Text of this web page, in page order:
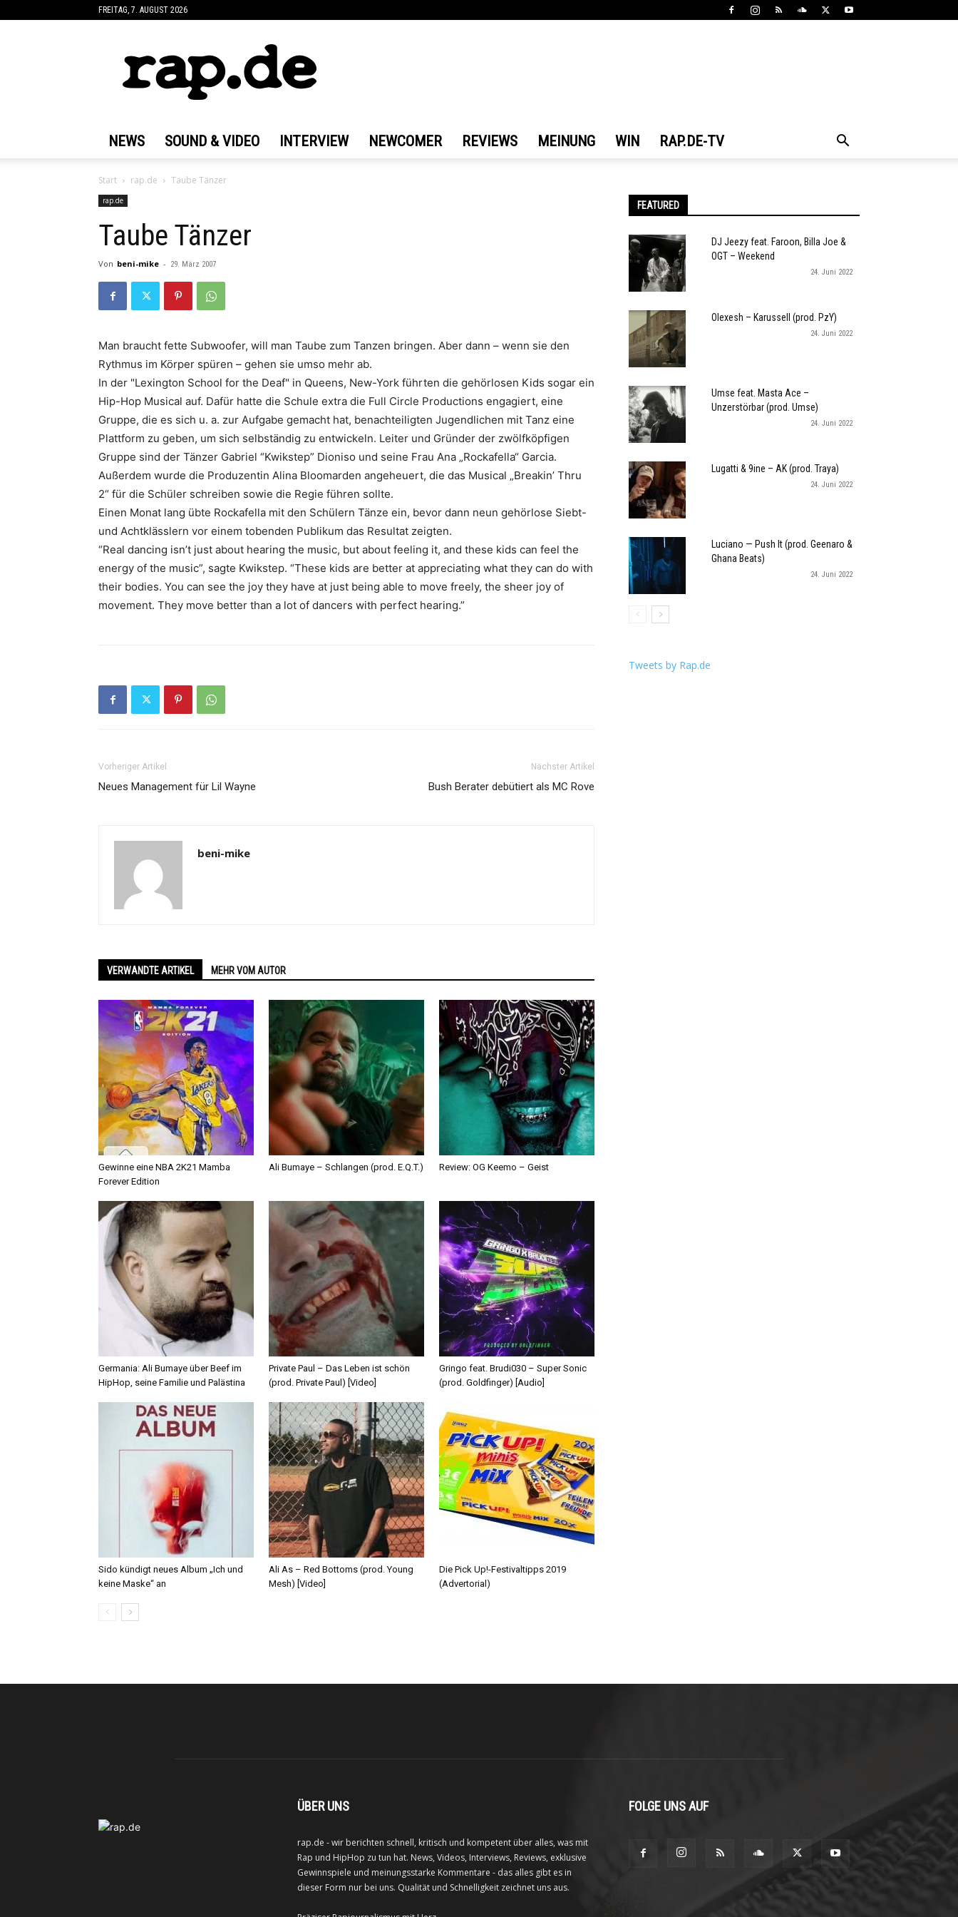
FREITAG, 7. AUGUST 2026
NEWS SOUND & VIDEO INTERVIEW NEWCOMER REVIEWS MEINUNG WIN RAP.DE-TV
Start rap.de Taube Tänzer
rap.de
Taube Tänzer
Von beni-mike - 29. März 2007
Man braucht fette Subwoofer, will man Taube zum Tanzen bringen. Aber dann – wenn sie den
Rythmus im Körper spüren – gehen sie umso mehr ab.
In der "Lexington School for the Deaf" in Queens, New-York führten die gehörlosen Kids sogar ein
Hip-Hop Musical auf. Dafür hatte die Schule extra die Full Circle Productions engagiert, eine
Gruppe, die es sich u. a. zur Aufgabe gemacht hat, benachteiligten Jugendlichen mit Tanz eine
Plattform zu geben, um sich selbständig zu entwickeln. Leiter und Gründer der zwölfköpfigen
Gruppe sind der Tänzer Gabriel “Kwikstep” Dioniso und seine Frau Ana „Rockafella“ Garcia.
Außerdem wurde die Produzentin Alina Bloomarden angeheuert, die das Musical „Breakin’ Thru
2“ für die Schüler schreiben sowie die Regie führen sollte.
Einen Monat lang übte Rockafella mit den Schülern Tänze ein, bevor dann neun gehörlose Siebt-
und Achtklässlern vor einem tobenden Publikum das Resultat zeigten.
“Real dancing isn’t just about hearing the music, but about feeling it, and these kids can feel the
energy of the music”, sagte Kwikstep. “These kids are better at appreciating what they can do with
their bodies. You can see the joy they have at just being able to move freely, the sheer joy of
movement. They move better than a lot of dancers with perfect hearing.”
Vorheriger Artikel
Neues Management für Lil Wayne
Nächster Artikel
Bush Berater debütiert als MC Rove
beni-mike
VERWANDTE ARTIKEL MEHR VOM AUTOR
Gewinne eine NBA 2K21 Mamba
Forever Edition
Ali Bumaye – Schlangen (prod. E.Q.T.) Review: OG Keemo – Geist
Germania: Ali Bumaye über Beef im
HipHop, seine Familie und Palästina
Private Paul – Das Leben ist schön
(prod. Private Paul) [Video]
Gringo feat. Brudi030 – Super Sonic
(prod. Goldfinger) [Audio]
Sido kündigt neues Album „Ich und
keine Maske“ an
Ali As – Red Bottoms (prod. Young
Mesh) [Video]
Die Pick Up!-Festivaltipps 2019
(Advertorial)
FEATURED
DJ Jeezy feat. Faroon, Billa Joe &
OGT – Weekend
24. Juni 2022
Olexesh – Karussell (prod. PzY)
24. Juni 2022
Umse feat. Masta Ace –
Unzerstörbar (prod. Umse)
24. Juni 2022
Lugatti & 9ine – AK (prod. Traya)
24. Juni 2022
Luciano — Push It (prod. Geenaro &
Ghana Beats)
24. Juni 2022
Tweets by Rap.de
ÜBER UNS
rap.de - wir berichten schnell, kritisch und kompetent über alles, was mit
Rap und HipHop zu tun hat. News, Videos, Interviews, Reviews, exklusive
Gewinnspiele und meinungsstarke Kommentare - das alles gibt es in
dieser Form nur bei uns. Qualität und Schnelligkeit zeichnet uns aus.
FOLGE UNS AUF